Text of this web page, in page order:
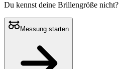
Du kennst deine Brillengröße nicht?
Messung starten